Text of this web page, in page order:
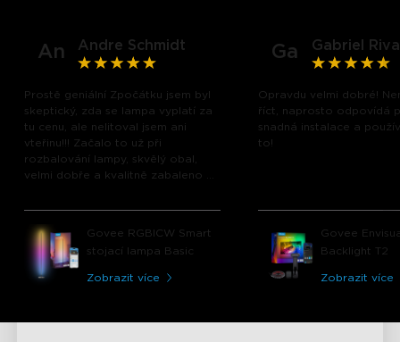
An Andre Schmidt
Prostě geniální Zpočátku jsem byl
skeptický, zda se lampa vyplatí za
tu cenu, ale nelitoval jsem ani
vteřinu!!! Začalo to už při
rozbalování lampy, skvělý obal,
velmi dobře a kvalitně zabaleno a
lampa nebude posledním
produktem od Govee, který jsem si
koupil!!!!!!
Govee RGBICW Smart
stojací lampa Basic
Zobrazit více
Ga Gabriel
Opravdu velmi dobré!
říct, naprosto odpovídá
snadná instalace a
to!
Govee
Backlight T2
Zobrazit více